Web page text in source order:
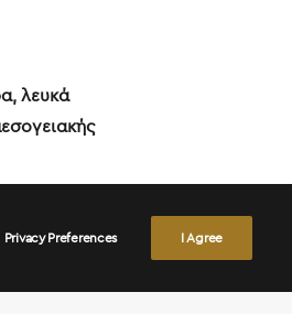
λευκά
Privacy Preferences I Agree